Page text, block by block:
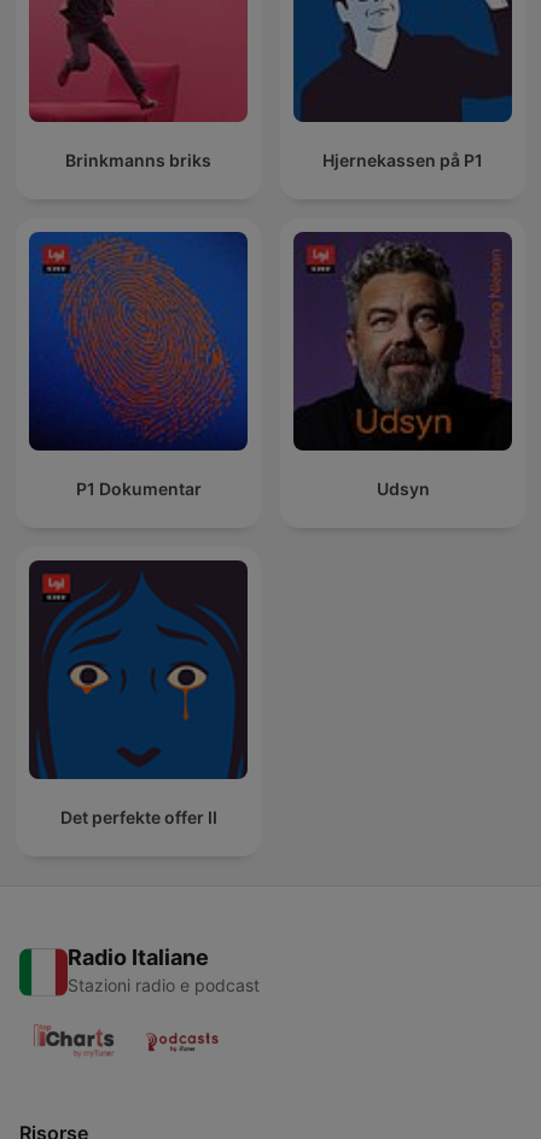
Brinkmanns briks Hjernekassen på P1
P1 Dokumentar Udsyn
Det perfekte offer II
Radio Italiane
Stazioni radio e podcast
Risorse